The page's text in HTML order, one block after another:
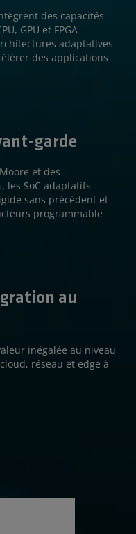
des capacités
GPU et FPGA
adaptatives
des applications
garde
et des
les SoC adaptatifs
sans précédent et
programmable
au
inégalée au niveau
réseau et edge à